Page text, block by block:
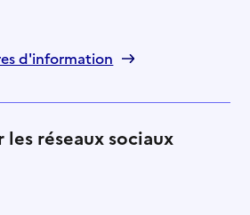
d'information
les réseaux sociaux